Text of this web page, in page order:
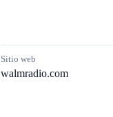
Sitio web
walmradio.com